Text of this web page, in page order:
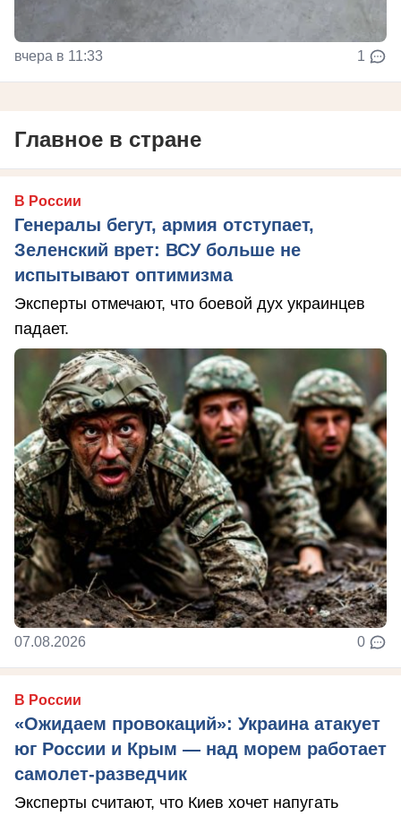
вчера в 11:33 1
Главное в стране
В России
Генералы бегут, армия отступает,
Зеленский врет: ВСУ больше не
испытывают оптимизма
Эксперты отмечают, что боевой дух украинцев
падает.
07.08.2026 0
В России
«Ожидаем провокаций»: Украина атакует
юг России и Крым — над морем работает
самолет-разведчик
Эксперты считают, что Киев хочет напугать